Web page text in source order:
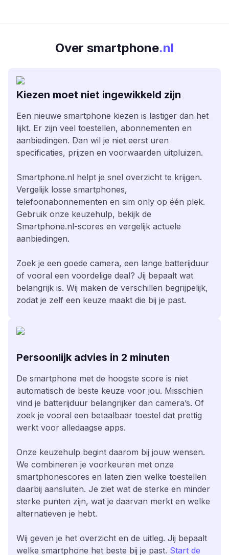
Over smartphone.nl
Kiezen moet niet ingewikkeld zijn
Een nieuwe smartphone kiezen is lastiger dan het
lijkt. Er zijn veel toestellen, abonnementen en
aanbiedingen. Dan wil je niet eerst uren
specificaties, prijzen en voorwaarden uitpluizen.
Smartphone.nl helpt je snel overzicht te krijgen.
Vergelijk losse smartphones,
telefoonabonnementen en sim only op één plek.
Gebruik onze keuzehulp, bekijk de
Smartphone.nl-scores en vergelijk actuele
aanbiedingen.
Zoek je een goede camera, een lange batterijduur
of vooral een voordelige deal? Jij bepaalt wat
belangrijk is. Wij maken de verschillen begrijpelijk,
zodat je zelf een keuze maakt die bij je past.
Persoonlijk advies in 2 minuten
De smartphone met de hoogste score is niet
automatisch de beste keuze voor jou. Misschien
vind je batterijduur belangrijker dan camera’s. Of
zoek je vooral een betaalbaar toestel dat prettig
werkt voor alledaagse apps.
Onze keuzehulp begint daarom bij jouw wensen.
We combineren je voorkeuren met onze
smartphonescores en laten zien welke toestellen
daarbij aansluiten. Je ziet wat de sterke en minder
sterke punten zijn, wat je daarvan merkt en welke
alternatieven je hebt.
Wij geven je het overzicht en de uitleg. Jij bepaalt
welke smartphone het beste bij je past. Start de